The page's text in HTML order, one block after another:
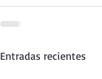
Entradas recientes